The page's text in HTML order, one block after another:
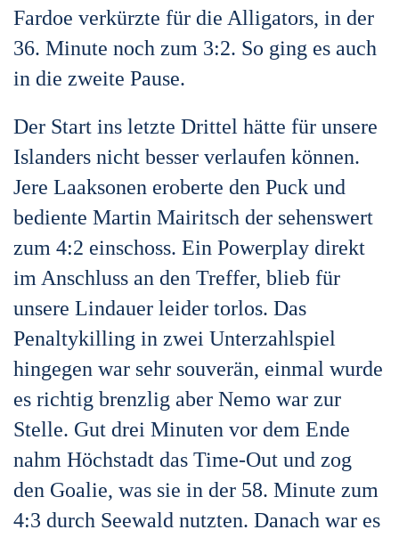
Fardoe verkürzte für die Alligators, in der
36. Minute noch zum 3:2. So ging es auch
in die zweite Pause.
Der Start ins letzte Drittel hätte für unsere
Islanders nicht besser verlaufen können.
Jere Laaksonen eroberte den Puck und
bediente Martin Mairitsch der sehenswert
zum 4:2 einschoss. Ein Powerplay direkt
im Anschluss an den Treffer, blieb für
unsere Lindauer leider torlos. Das
Penaltykilling in zwei Unterzahlspiel
hingegen war sehr souverän, einmal wurde
es richtig brenzlig aber Nemo war zur
Stelle. Gut drei Minuten vor dem Ende
nahm Höchstadt das Time-Out und zog
den Goalie, was sie in der 58. Minute zum
4:3 durch Seewald nutzten. Danach war es